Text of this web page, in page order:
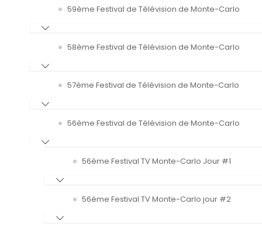
59ème Festival de Télévision de Monte-Carlo
58ème Festival de Télévision de Monte-Carlo
57ème Festival de Télévision de Monte-Carlo
56ème Festival de Télévision de Monte-Carlo
56ème Festival TV Monte-Carlo Jour #1
56ème Festival TV Monte-Carlo jour #2